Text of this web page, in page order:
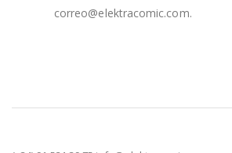
correo@elektracomic.com.